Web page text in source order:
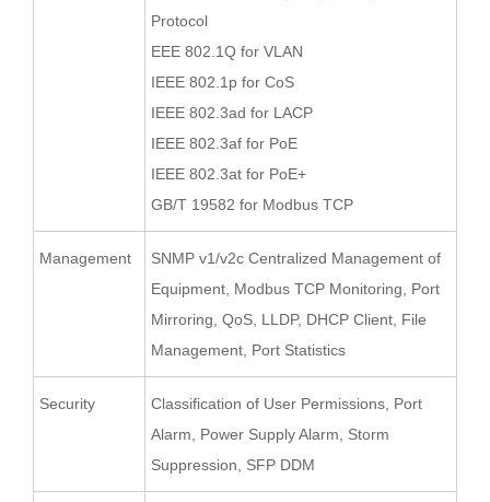
Protocol
EEE 802.1Q for VLAN
IEEE 802.1p for CoS
IEEE 802.3ad for LACP
IEEE 802.3af for PoE
IEEE 802.3at for PoE+
GB/T 19582 for Modbus TCP
Management
SNMP v1/v2c Centralized Management of
Equipment, Modbus TCP Monitoring, Port
Mirroring, QoS, LLDP, DHCP Client, File
Management, Port Statistics
Security
Classification of User Permissions, Port
Alarm, Power Supply Alarm, Storm
Suppression, SFP DDM